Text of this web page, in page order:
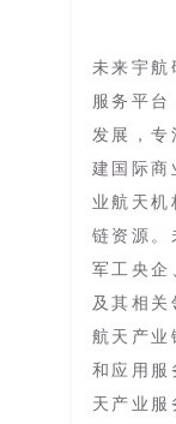
未来宇航
服务平
发展，专
建国际商
业航天
链资源。
军工央企
及其相
航天产业
和应用服
天产业